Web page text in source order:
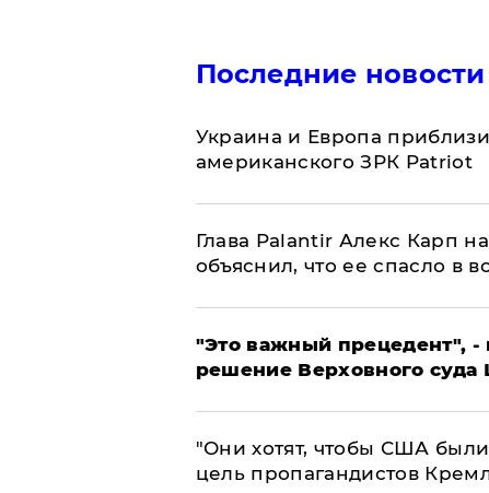
Последние новости
Украина и Европа
американского ЗРК Patriot
Глава Palantir Алекс Карп
объяснил, что ее спасло в
"Это важный прецедент",
решение Верховного суда
"Они хотят, чтобы США
цель пропагандистов